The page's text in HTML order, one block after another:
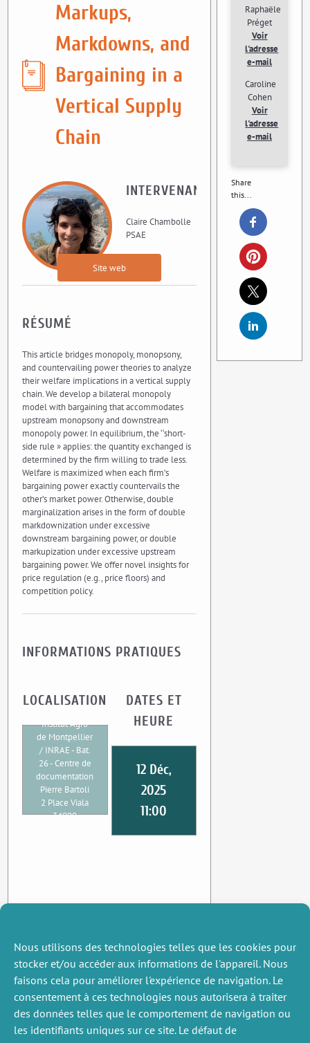
Nous utilisons des technologies telles que les cookies pour
stocker et/ou accéder aux informations de l'appareil. Nous
faisons cela pour améliorer l'expérience de navigation. Le
consentement à ces technologies nous autorisera à traiter
des données telles que le comportement de navigation ou
les identifiants uniques sur ce site. Le défaut de
Markups,
Markdowns, and
Bargaining in a
Vertical Supply
Chain
INTERVENANT
Claire Chambolle
PSAE
Site web
RÉSUMÉ
This article bridges monopoly, monopsony,
and countervailing power theories to analyze
their welfare implications in a vertical supply
chain. We develop a bilateral monopoly
model with bargaining that accommodates
upstream monopsony and downstream
monopoly power. In equilibrium, the ‘‘short-
side rule » applies: the quantity exchanged is
determined by the firm willing to trade less.
Welfare is maximized when each firm’s
bargaining power exactly countervails the
other’s market power. Otherwise, double
marginalization arises in the form of double
markdownization under excessive
downstream bargaining power, or double
markupization under excessive upstream
bargaining power. We offer novel insights for
price regulation (e.g., price floors) and
competition policy.
INFORMATIONS PRATIQUES
LOCALISATION
Institut Agro
de Montpellier
/ INRAE - Bat.
26 - Centre de
documentation
Pierre Bartoli
2 Place Viala
34000
DATES ET
HEURE
12 Déc,
2025
11:00
Raphaële
Préget
Voir
l'adresse
e-mail
Caroline
Cohen
Voir
l'adresse
e-mail
Share
this...